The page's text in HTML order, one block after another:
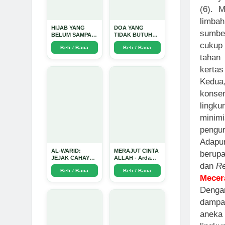
HIJAB YANG
BELUM SAMPAI
KE HATI: Ketika
Cinta Seorang
Ustadz Menjadi
Beli / Baca
DOA YANG
TIDAK BUTUH
SINYAL: Kisah
Tiga Jiwa yang
Tersesat di Era AI
Beli / Baca
AL-WARID:
JEJAK CAHAYA
DI ANTARA DUA
ZAMAN - Arda
Dinata
Beli / Baca
MERAJUT CINTA
ALLAH - Arda
Dinata
Beli / Baca
(6).
tahan
dan